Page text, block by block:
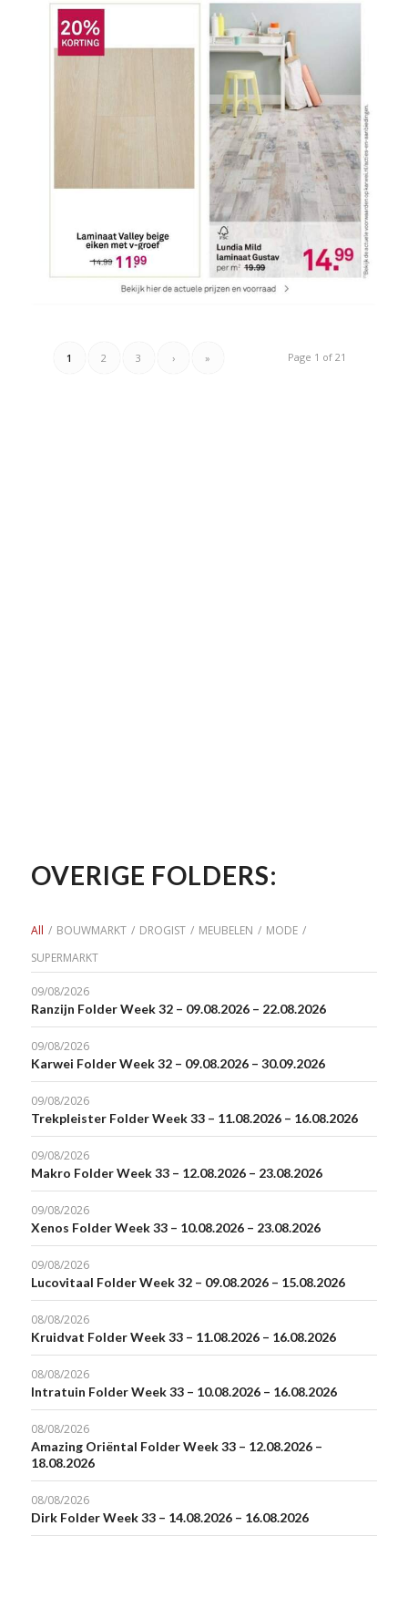
Page 1 of 21
1 2 3 › »
OVERIGE FOLDERS:
All / BOUWMARKT / DROGIST / MEUBELEN / MODE /
SUPERMARKT
09/08/2026
Ranzijn Folder Week 32 – 09.08.2026 – 22.08.2026
09/08/2026
Karwei Folder Week 32 – 09.08.2026 – 30.09.2026
09/08/2026
Trekpleister Folder Week 33 – 11.08.2026 – 16.08.2026
09/08/2026
Makro Folder Week 33 – 12.08.2026 – 23.08.2026
09/08/2026
Xenos Folder Week 33 – 10.08.2026 – 23.08.2026
09/08/2026
Lucovitaal Folder Week 32 – 09.08.2026 – 15.08.2026
08/08/2026
Kruidvat Folder Week 33 – 11.08.2026 – 16.08.2026
08/08/2026
Intratuin Folder Week 33 – 10.08.2026 – 16.08.2026
08/08/2026
Amazing Oriëntal Folder Week 33 – 12.08.2026 –
18.08.2026
08/08/2026
Dirk Folder Week 33 – 14.08.2026 – 16.08.2026